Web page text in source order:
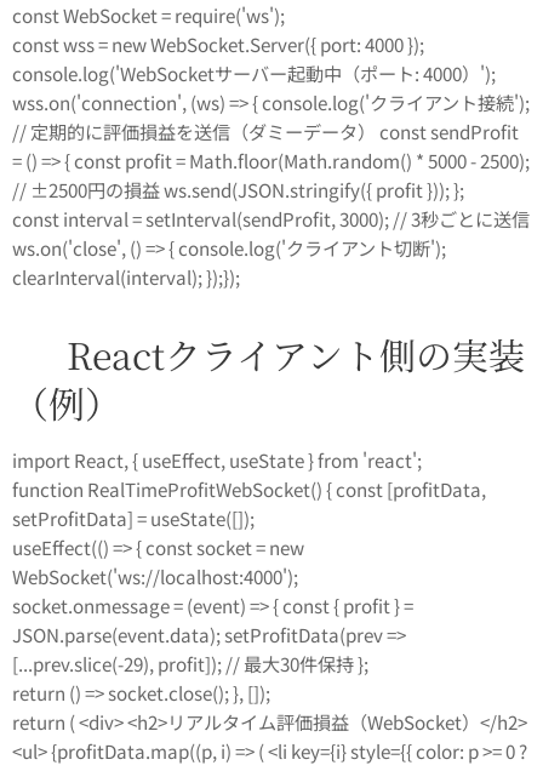
const WebSocket = require('ws');
const wss = new WebSocket.Server({ port: 4000 });
console.log('WebSocketサーバー起動中（ポート: 4000）');
wss.on('connection', (ws) => { console.log('クライアント接続');
// 定期的に評価損益を送信（ダミーデータ） const sendProfit
= () => { const profit = Math.floor(Math.random() * 5000 - 2500);
// ±2500円の損益 ws.send(JSON.stringify({ profit })); };
const interval = setInterval(sendProfit, 3000); // 3秒ごとに送信
ws.on('close', () => { console.log('クライアント切断');
clearInterval(interval); });});
🖥️ Reactクライアント側の実装
（例）
import React, { useEffect, useState } from 'react';
function RealTimeProfitWebSocket() { const [profitData,
setProfitData] = useState([]);
useEffect(() => { const socket = new
WebSocket('ws://localhost:4000');
socket.onmessage = (event) => { const { profit } =
JSON.parse(event.data); setProfitData(prev =>
[...prev.slice(-29), profit]); // 最大30件保持 };
return () => socket.close(); }, []);
return ( <div> <h2>リアルタイム評価損益（WebSocket）</h2>
<ul> {profitData.map((p, i) => ( <li key={i} style={{ color: p >= 0 ?